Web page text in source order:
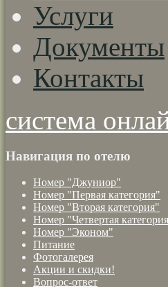
Услуги
Документы
Контакты
система
Навигация по отелю
Номер "Джуниор"
Номер "Первая категория"
Номер "Вторая категория"
Номер "Четвертая
Номер "Эконом"
Питание
Фотогалерея
Акции и скидки!
Вопрос-ответ